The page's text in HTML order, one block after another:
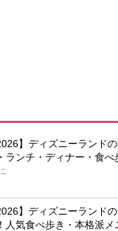
】ディズニーランド
ランチ・ディナー・食べ
】ディズニーランド
人気食べ歩き・本格派